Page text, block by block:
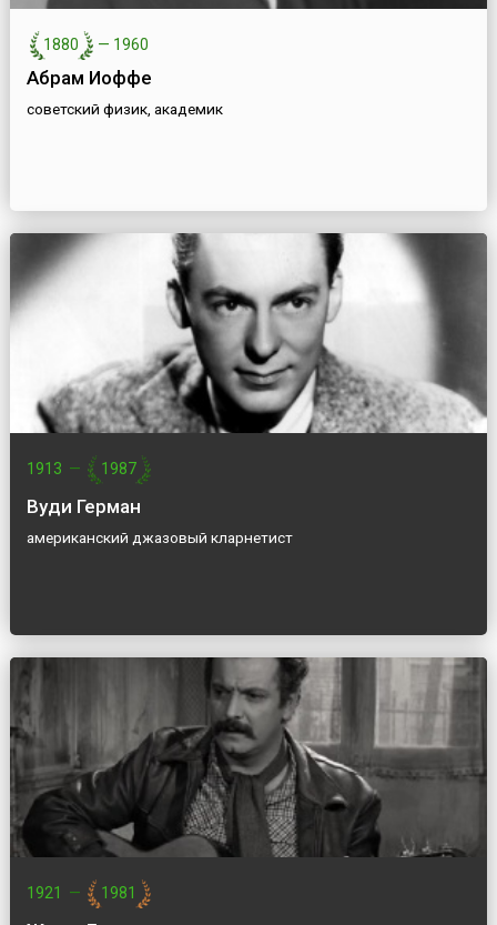
1880 — 1960
Абрам Иоффе
советский физик, академик
1913 — 1987
Вуди Герман
американский джазовый кларнетист
1921 — 1981